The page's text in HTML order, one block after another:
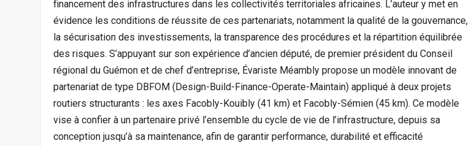
financement des infrastructures dans les collectivités territoriales africaines. L’auteur y met en
évidence les conditions de réussite de ces partenariats, notamment la qualité de la gouvernance,
la sécurisation des investissements, la transparence des procédures et la répartition équilibrée
des risques. S’appuyant sur son expérience d’ancien député, de premier président du Conseil
régional du Guémon et de chef d’entreprise, Évariste Méambly propose un modèle innovant de
partenariat de type DBFOM (Design-Build-Finance-Operate-Maintain) appliqué à deux projets
routiers structurants : les axes Facobly-Kouibly (41 km) et Facobly-Sémien (45 km). Ce modèle
vise à confier à un partenaire privé l’ensemble du cycle de vie de l’infrastructure, depuis sa
conception jusqu’à sa maintenance, afin de garantir performance, durabilité et efficacité